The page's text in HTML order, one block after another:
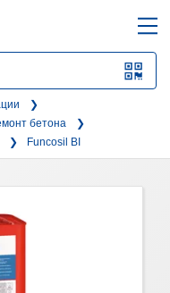
QR-
бетона
Funcosil BI